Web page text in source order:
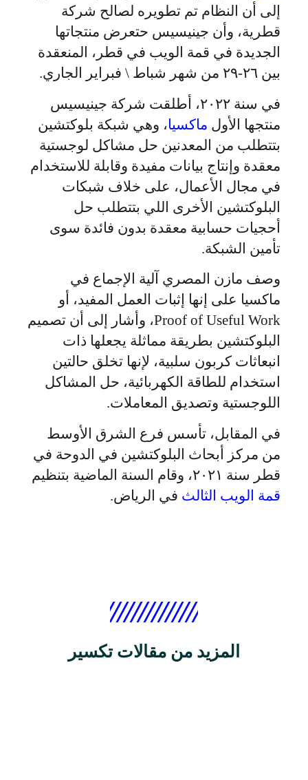
إلى أن النظام تم تطويره لصالح شركة
قطرية، وأن جينيسيس حتعرض منتجاتها
الجديدة في قمة الويب في قطر، المنعقدة
بين ٢٦-٢٩ من شهر شباط \ فبراير الجاري.
في سنة ٢٠٢٢، أطلقت شركة جينيسيس
منتجها الأول ماكسيا، وهي شبكة بلوكتشين
بتتطلب من المعدنين حل مشاكل لوجستية
معقدة وإنتاج بيانات مفيدة وقابلة للاستخدام
في مجال الأعمال، على خلاف شبكات
البلوكتشين الأخرى اللي بتتطلب حل
أحجيات حسابية معقدة بدون فائدة سوى
تأمين الشبكة.
وصف مازن المصري آلية الإجماع في
ماكسيا على إنها إثبات العمل المفيد، أو
Proof of Useful Work، وأشار إلى أن تصميم
البلوكتشين بطريقة مماثلة يجعلها ذات
انبعاثات كربون سلبية، لإنها تخلق حالتين
استخدام للطاقة الكهربائية، حل المشاكل
اللوجستية وتصديق المعاملات.
في المقابل، تأسس فرع الشرق الأوسط
من مركز أبحاث البلوكتشين في الدوحة في
قطر سنة ٢٠٢١، وقام السنة الماضية بتنظيم
قمة الويب الثالث في الرياض.
المزيد من مقالات تكسير